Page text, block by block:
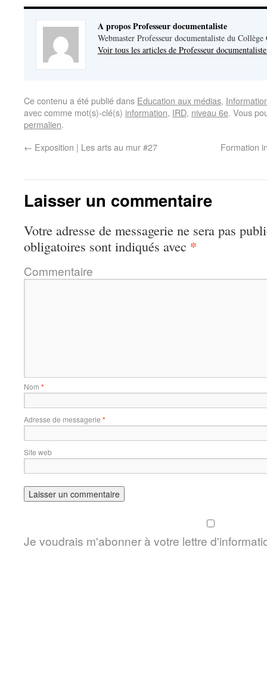
A propos Professeur documentaliste
Webmaster Professeur documentaliste du Collège
Voir tous les articles de Professeur
Ce contenu a été publié dans Education aux médias,
avec comme mot(s)-clé(s) information, IRD, niveau 6e. Vous
permalien.
← Exposition | Les arts au mur #27 Formation
Laisser un commentaire
Votre adresse de messagerie ne sera pas
obligatoires sont indiqués avec *
Commentaire
Nom *
Adresse de messagerie *
Site web
Je voudrais m'abonner à votre lettre